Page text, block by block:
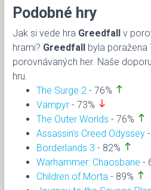
Podobné hry
Jak si vede hra Greedfall v
hrami? Greedfall byla poražena
porovnávaných her. Naše
hru.
The Surge 2 - 76% north
Vampyr - 73% south
The Outer Worlds - 76% north
Assassin's Creed Odyssey
Borderlands 3 - 82% north
Warhammer: Chaosbane -
Children of Morta - 89% north